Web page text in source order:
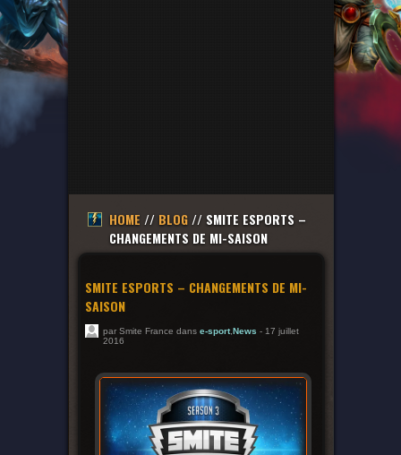
HOME // BLOG// SMITE ESPORTS –
CHANGEMENTS DE MI-SAISON
SMITE ESPORTS – CHANGEMENTS DE MI-
SAISON
par Smite France dans e-sport, News - 17 juillet
2016